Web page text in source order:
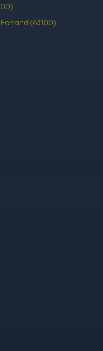
(63100)